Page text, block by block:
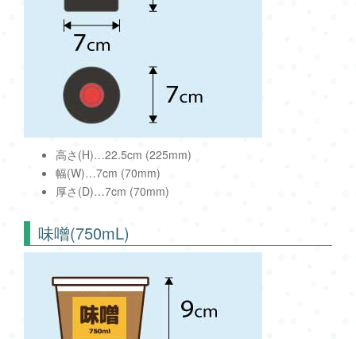
高さ(H)…22.5cm (225mm)
幅(W)…7cm (70mm)
厚さ(D)…7cm (70mm)
味噌(750mL)